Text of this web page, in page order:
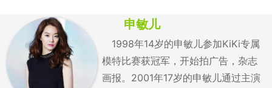
申敏儿
1998年14岁的申敏儿参加KiKi专属
模特比赛获冠军，开始拍广告，杂志
画报。2001年17岁的申敏儿通过主演